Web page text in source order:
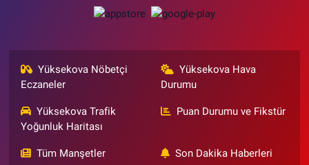
Yüksekova Nöbetçi
Eczaneler
Yüksekova Hava
Durumu
Yüksekova Trafik
Yoğunluk Haritası
Puan Durumu ve Fikstür
Tüm Manşetler Son Dakika Haberleri